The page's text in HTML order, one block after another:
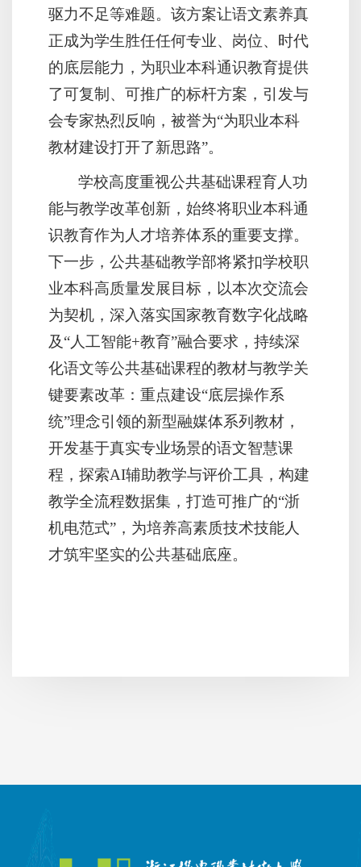
驱力不足等难题。该方案让语文素养真
正成为学生胜任任何专业、岗位、时代
的底层能力，为职业本科通识教育提供
了可复制、可推广的标杆方案，引发与
会专家热烈反响，被誉为“为职业本科
教材建设打开了新思路”。
学校高度重视公共基础课程育人功
能与教学改革创新，始终将职业本科通
识教育作为人才培养体系的重要支撑。
下一步，公共基础教学部将紧扣学校职
业本科高质量发展目标，以本次交流会
为契机，深入落实国家教育数字化战略
及“人工智能+教育”融合要求，持续深
化语文等公共基础课程的教材与教学关
键要素改革：重点建设“底层操作系
统”理念引领的新型融媒体系列教材，
开发基于真实专业场景的语文智慧课
程，探索AI辅助教学与评价工具，构建
教学全流程数据集，打造可推广的“浙
机电范式”，为培养高素质技术技能人
才筑牢坚实的公共基础底座。